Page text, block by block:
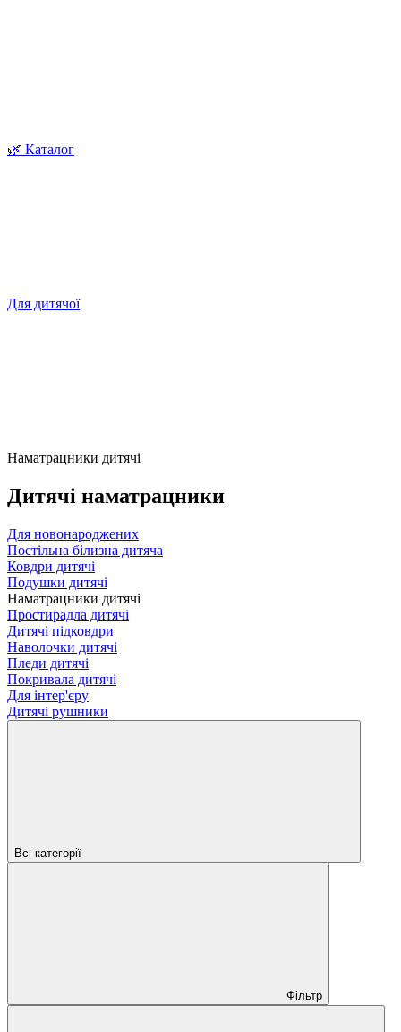
🌿 Каталог
Для дитячої
Наматрацники дитячі
Дитячі наматрацники
Для новонароджених
Постільна білизна дитяча
Ковдри дитячі
Подушки дитячі
Наматрацники дитячі
Простирадла дитячі
Дитячі підковдри
Наволочки дитячі
Пледи дитячі
Покривала дитячі
Для інтер'єру
Дитячі рушники
Всі категорії
Фільтр